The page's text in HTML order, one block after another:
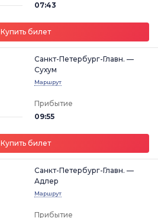
07:43
Купить билет
Санкт-Петербург-Главн. —
Сухум
Маршрут
Прибытие
09:55
Купить билет
Санкт-Петербург-Главн. —
Адлер
Маршрут
Прибытие